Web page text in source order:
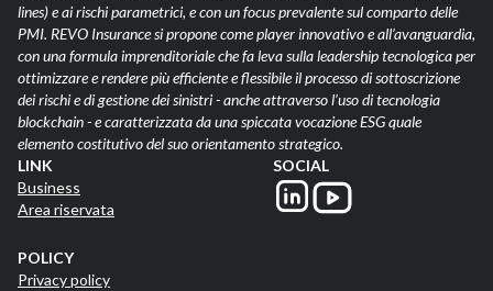
lines) e ai rischi parametrici, e con un focus prevalente sul comparto delle
PMI. REVO Insurance si propone come player innovativo e all’avanguardia,
con una formula imprenditoriale che fa leva sulla leadership tecnologica per
ottimizzare e rendere più efficiente e flessibile il processo di sottoscrizione
dei rischi e di gestione dei sinistri - anche attraverso l’uso di tecnologia
blockchain - e caratterizzata da una spiccata vocazione ESG quale
elemento costitutivo del suo orientamento strategico.
LINK
Business
Area riservata
POLICY
Privacy policy
SOCIAL